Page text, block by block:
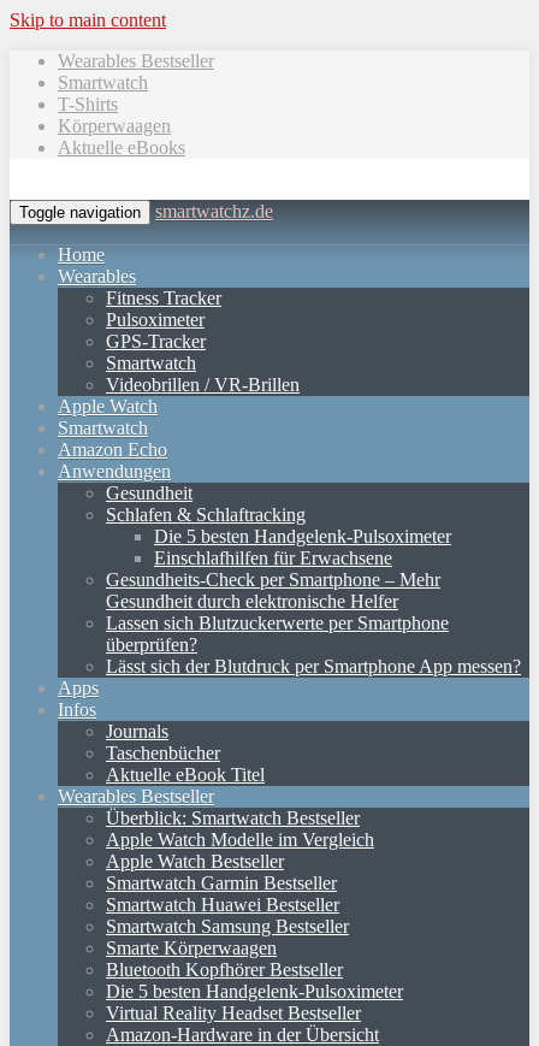
Skip to main content
Wearables Bestseller
Smartwatch
T-Shirts
Körperwaagen
Aktuelle eBooks
Toggle navigation smartwatchz.de
Home
Wearables
Fitness Tracker
Pulsoximeter
GPS-Tracker
Smartwatch
Videobrillen / VR-Brillen
Apple Watch
Smartwatch
Amazon Echo
Anwendungen
Gesundheit
Schlafen & Schlaftracking
Die 5 besten Handgelenk-Pulsoximeter
Einschlafhilfen für Erwachsene
Gesundheits-Check per Smartphone – Mehr
Gesundheit durch elektronische Helfer
Lassen sich Blutzuckerwerte per Smartphone
überprüfen?
Lässt sich der Blutdruck per Smartphone App messen?
Apps
Infos
Journals
Taschenbücher
Aktuelle eBook Titel
Wearables Bestseller
Überblick: Smartwatch Bestseller
Apple Watch Modelle im Vergleich
Apple Watch Bestseller
Smartwatch Garmin Bestseller
Smartwatch Huawei Bestseller
Smartwatch Samsung Bestseller
Smarte Körperwaagen
Bluetooth Kopfhörer Bestseller
Die 5 besten Handgelenk-Pulsoximeter
Virtual Reality Headset Bestseller
Amazon-Hardware in der Übersicht